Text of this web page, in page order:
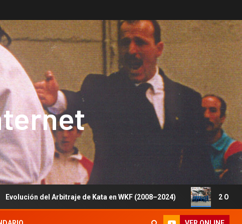
Arbitraje de Kata en WKF (2008–2024) 2 Oros, 1 Plata y